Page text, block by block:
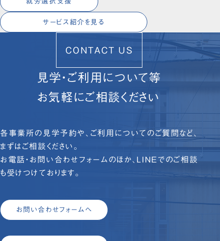
サービス紹介を見る
CONTACT US
見学・ご利用について等
お気軽にご相談ください
各事業所の見学予約や、ご利用についてのご質問など、
まずはご相談ください。
お電話・お問い合わせフォームのほか、LINEでのご相談
も受けつけております。
お問い合わせフォームへ